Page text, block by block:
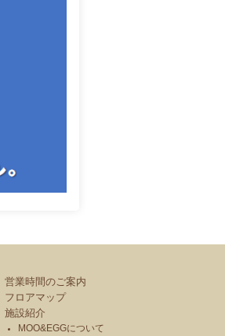
営業時間のご案内
フロアマップ
施設紹介
MOO&EGGについて